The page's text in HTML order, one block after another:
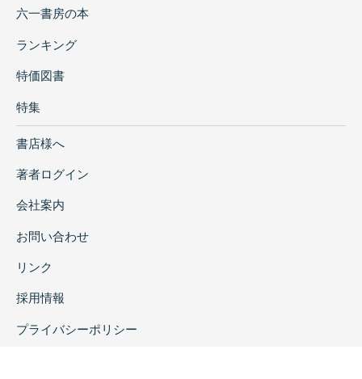
六一書房の本
ランキング
特価図書
特集
書店様へ
著者ログイン
会社案内
お問い合わせ
リンク
採用情報
プライバシーポリシー